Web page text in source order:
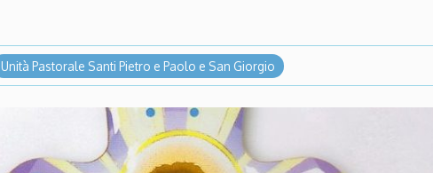
Unità Pastorale Santi Pietro e Paolo e San Giorgio